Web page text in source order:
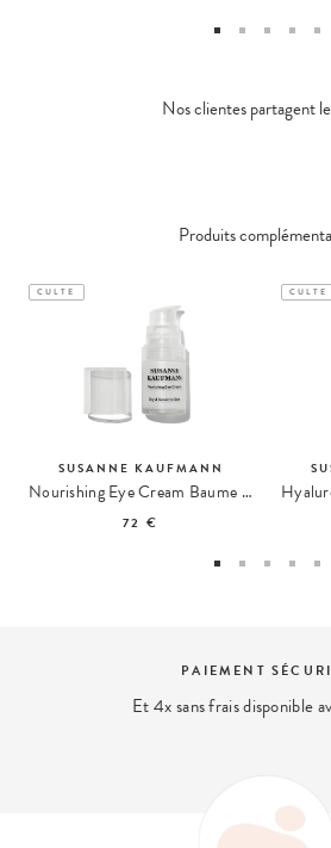
Nos clientes partagent
Produits
CULTE
SUSANNE KAUFMANN
Nourishing Eye Cream Baume Contour des Yeux
72 €
CULTE
avec Paypal